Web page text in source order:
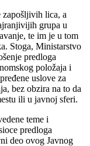
zapošljivih lica, a
grupa u
te im je u tom
Stoga, Ministarstvo
predloga
položaja i
uslove za
bez obzira na to da
ili u javnoj sferi.
teme i
predloga
deo ovog Javnog